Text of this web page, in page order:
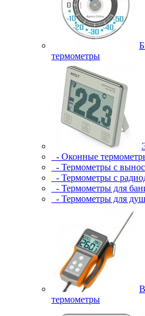
термометры
- Оконные
- Термометры с
- Термометры с
- Термометры для
- Термометры для
термометры